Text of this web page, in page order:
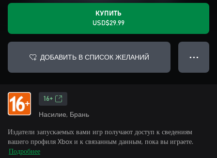
КУПИТЬ
USD$29.99
ДОБАВИТЬ В СПИСОК ЖЕЛАНИЙ ● ● ●
16+
Насилие, Брань
Издатели запускаемых вами игр получают доступ к сведениям
вашего профиля Xbox и к связанным данным, пока вы играете.
Подробнее